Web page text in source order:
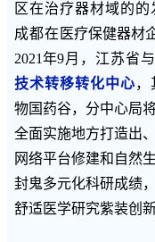
区在治疗器材域的
成都在 医疗保健器材
2021年9月，江苏省
技术转移转化中心，
物国药谷，分中心局
全面实施地方打造出
网络平台修建和自然
封鬼多元化科研成绩
舒适医学研究紫装创